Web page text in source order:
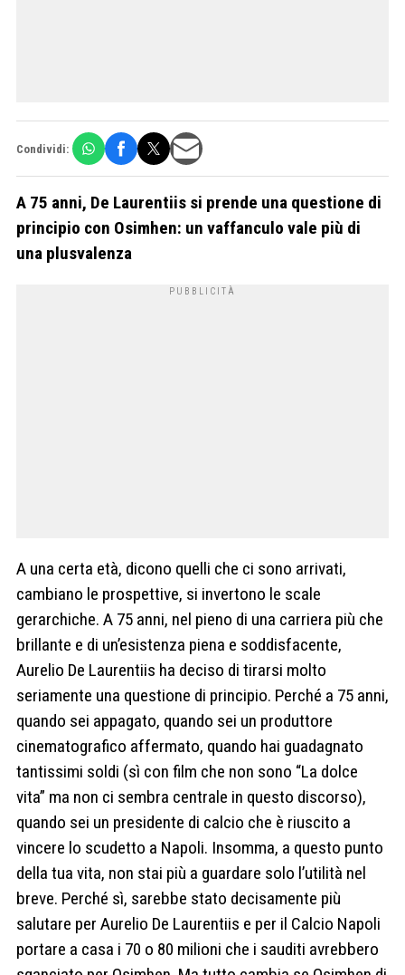
Condividi:
A 75 anni, De Laurentiis si prende una questione di
principio con Osimhen: un vaffanculo vale più di
una plusvalenza
A una certa età, dicono quelli che ci sono arrivati,
cambiano le prospettive, si invertono le scale
gerarchiche. A 75 anni, nel pieno di una carriera più che
brillante e di un’esistenza piena e soddisfacente,
Aurelio De Laurentiis ha deciso di tirarsi molto
seriamente una questione di principio. Perché a 75 anni,
quando sei appagato, quando sei un produttore
cinematografico affermato, quando hai guadagnato
tantissimi soldi (sì con film che non sono “La dolce
vita” ma non ci sembra centrale in questo discorso),
quando sei un presidente di calcio che è riuscito a
vincere lo scudetto a Napoli. Insomma, a questo punto
della tua vita, non stai più a guardare solo l’utilità nel
breve. Perché sì, sarebbe stato decisamente più
salutare per Aurelio De Laurentiis e per il Calcio Napoli
portare a casa i 70 o 80 milioni che i sauditi avrebbero